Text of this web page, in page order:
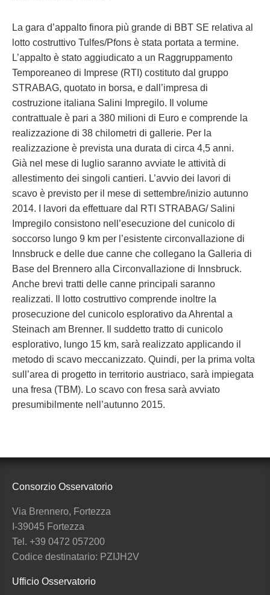
La gara d’appalto finora più grande di BBT SE relativa al
lotto costruttivo Tulfes/Pfons è stata portata a termine.
L’appalto è stato aggiudicato a un Raggruppamento
Temporeaneo di Imprese (RTI) costituto dal gruppo
STRABAG, quotato in borsa, e dall’impresa di
costruzione italiana Salini Impregilo. Il volume
contrattuale è pari a 380 milioni di Euro e comprende la
realizzazione di 38 chilometri di gallerie. Per la
realizzazione è prevista una durata di circa 4,5 anni.
Già nel mese di luglio saranno avviate le attività di
allestimento dei singoli cantieri. L’avvio dei lavori di
scavo è previsto per il mese di settembre/inizio autunno
2014. I lavori da effettuare dal RTI STRABAG/ Salini
Impregilo consistono nell’esecuzione del cunicolo di
soccorso lungo 9 km per l’esistente circonvallazione di
Innsbruck e delle due canne che collegano la Galleria di
Base del Brennero alla Circonvallazione di Innsbruck.
Anche brevi tratti delle canne principali saranno
realizzati. Il lotto costruttivo comprende inoltre la
prosecuzione del cunicolo esplorativo da Ahrental a
Steinach am Brenner. Il suddetto tratto di cunicolo
esplorativo, lungo 15 km, sarà realizzato applicando il
metodo di scavo meccanizzato. Quindi, per la prima volta
sull’area di progetto in territorio austriaco, sarà impiegata
una fresa (TBM). Lo scavo con fresa sarà avviato
presumibilmente nell’autunno 2015.
Consorzio Osservatorio
Via Brennero, Fortezza
I-39045 Fortezza
Tel. +39 0472 057200
Codice destinatario: PZIJH2V
Ufficio Osservatorio